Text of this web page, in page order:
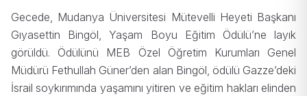
Gecede, Mudanya Üniversitesi Mütevelli Heyeti Başkanı
Gıyasettin Bingöl, Yaşam Boyu Eğitim Ödülü’ne layık
görüldü. Ödülünü MEB Özel Öğretim Kurumları Genel
Müdürü Fethullah Güner’den alan Bingöl, ödülü Gazze’deki
İsrail soykırımında yaşamını yitiren ve eğitim hakları elinden